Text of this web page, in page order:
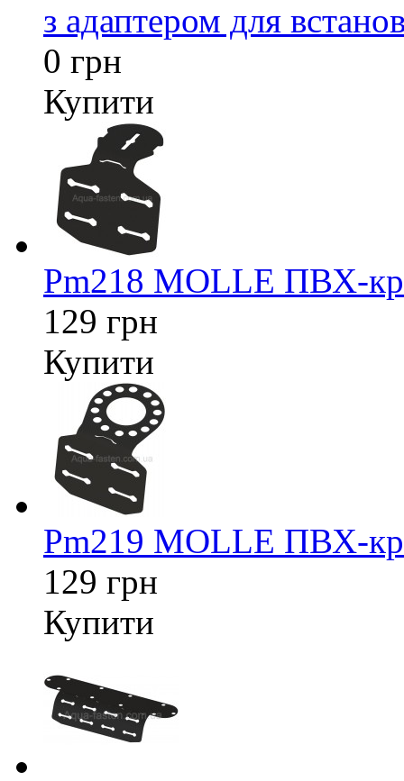
з адаптером для
0 грн
Купити
Pm218 MOLLE ПВХ-
129 грн
Купити
Pm219 MOLLE ПВХ-
129 грн
Купити